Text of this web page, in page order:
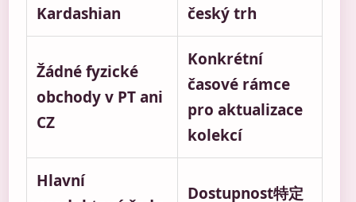
Kardashian
český trh
Žádné fyzické
obchody v PT ani
CZ
Konkrétní
časové rámce
pro aktualizace
kolekcí
Hlavní
Dostupnost特定